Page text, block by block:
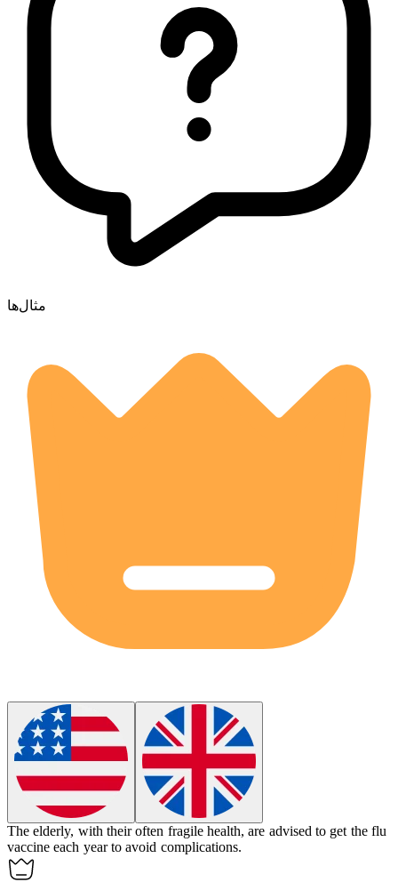
مثال‌ها
The elderly, with their often fragile health, are advised to get the flu
vaccine each year to avoid complications.